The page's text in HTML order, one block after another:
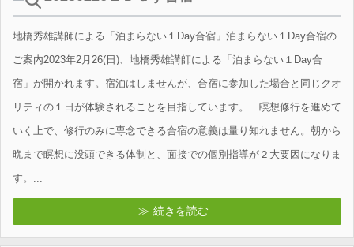
地橋秀雄講師による「泊まらない１Day合宿」泊まらない１Day合宿の
ご案内2023年2月26(日)、地橋秀雄講師による「泊まらない１Day合
宿」が開かれます。宿泊はしませんが、合宿に参加した場合と同じクオ
リティの１日が体験されることを目指しています。 瞑想修行を進めて
いく上で、修行のみに専念できる合宿の意義は量り知れません。朝から
晩まで瞑想に没頭できる体制と、面接での個別指導が２大要因になりま
す。...
続きを読む